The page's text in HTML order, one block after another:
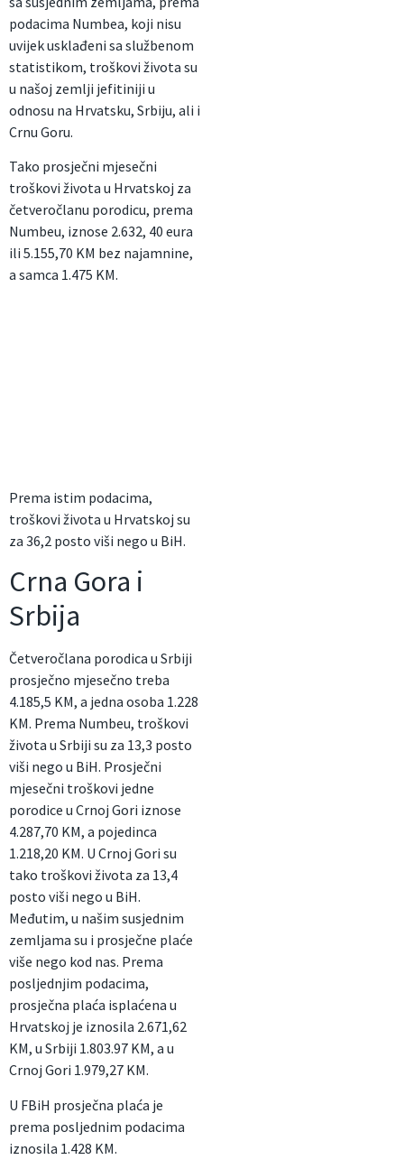
podacima Numbea, koji nisu
uvijek usklađeni sa službenom
statistikom, troškovi života su
u našoj zemlji jefitiniji u
odnosu na Hrvatsku, Srbiju, ali i
Crnu Goru.
Tako prosječni mjesečni
troškovi života u Hrvatskoj za
četveročlanu porodicu, prema
Numbeu, iznose 2.632, 40 eura
ili 5.155,70 KM bez najamnine,
a samca 1.475 KM.
Prema istim podacima,
troškovi života u Hrvatskoj su
za 36,2 posto viši nego u BiH.
Crna Gora i
Srbija
Četveročlana porodica u Srbiji
prosječno mjesečno treba
4.185,5 KM, a jedna osoba 1.228
KM. Prema Numbeu, troškovi
života u Srbiji su za 13,3 posto
viši nego u BiH. Prosječni
mjesečni troškovi jedne
porodice u Crnoj Gori iznose
4.287,70 KM, a pojedinca
1.218,20 KM. U Crnoj Gori su
tako troškovi života za 13,4
posto viši nego u BiH.
Međutim, u našim susjednim
zemljama su i prosječne plaće
više nego kod nas. Prema
posljednjim podacima,
prosječna plaća isplaćena u
Hrvatskoj je iznosila 2.671,62
KM, u Srbiji 1.803.97 KM, a u
Crnoj Gori 1.979,27 KM.
U FBiH prosječna plaća je
prema posljednim podacima
iznosila 1.428 KM.